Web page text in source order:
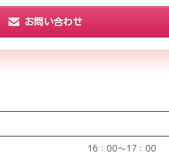
お問い合わせ
16：00～17：00